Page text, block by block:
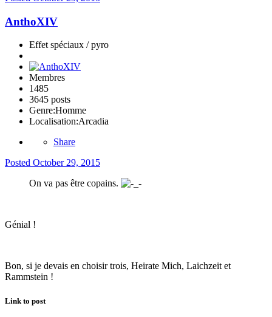
AnthoXIV
Effet spéciaux / pyro
Membres
1485
3645 posts
Genre:Homme
Localisation:Arcadia
Share
Posted October 29, 2015
On va pas être copains.
Génial !
Bon, si je devais en choisir trois, Heirate Mich, Laichzeit et
Rammstein !
Link to post